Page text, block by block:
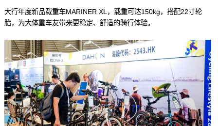
大行年度新品载重车MARINER XL，载重可达150kg，搭配22寸轮
胎，为大体重车友带来更稳定、舒适的骑行体验。